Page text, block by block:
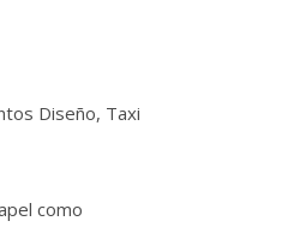
Diseño, Taxi
como